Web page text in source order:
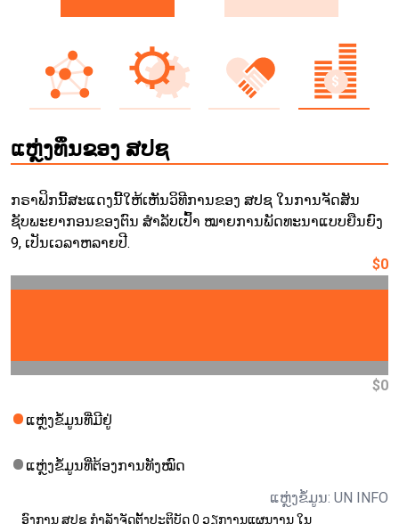
ແຫຼ່ງທຶນຂອງ ສປຊ
ກຣາຟິກນີ້ສະແດງນີ້ໃຫ້ເຫັນວິທີການຂອງ ສປຊ ໃນການຈັດສັນ
ຊັບພະຍາກອນຂອງຕົນ ສຳລັບເປົ້າ ໝາຍການພັດທະນາແບບຍືນຍົງ
9, ເປັນເວລາຫລາຍປີ.
$0
$0
ແຫຼ່ງຂໍ້ມູນທີ່ມີຢູ່
ແຫຼ່ງຂໍ້ມູນທີ່ຕ້ອງການທັງໝົດ
ແຫຼ່ງຂໍ້ມູນ: UN INFO
ອົງການ ສປຊ ກຳລັງຈັດຕັ້ງປະຕິບັດ 0 ວຽກງານແຜນງານ ໃນ